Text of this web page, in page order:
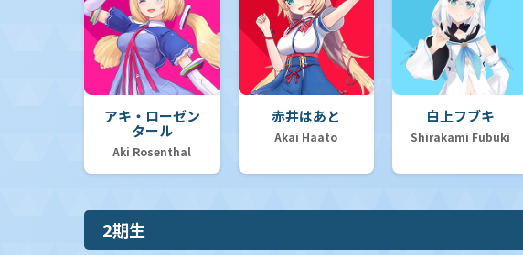
アキ・ローゼン
タール
Aki Rosenthal
赤井はあと
Akai Haato
白上フブキ
Shirakami Fubuki
2期生